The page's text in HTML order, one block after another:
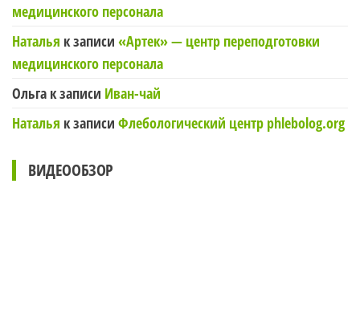
медицинского персонала
Наталья к записи «Артек» — центр переподготовки
медицинского персонала
Ольга к записи Иван-чай
Наталья к записи Флебологический центр phlebolog.org
ВИДЕООБЗОР